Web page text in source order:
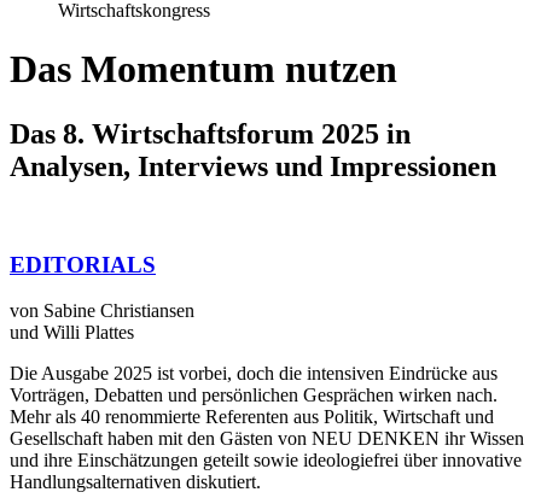
Das Momentum nutzen
Das 8. Wirtschaftsforum 2025 in
Analysen, Interviews und Impressionen
EDITORIALS
von Sabine Christiansen
und Willi Plattes
Die Ausgabe 2025 ist vorbei, doch die intensiven Eindrücke aus
Vorträgen, Debatten und persönlichen Gesprächen wirken nach.
Mehr als 40 renommierte Referenten aus Politik, Wirtschaft und
Gesellschaft haben mit den Gästen von NEU DENKEN ihr Wissen
und ihre Einschätzungen geteilt sowie ideologiefrei über innovative
Handlungsalternativen diskutiert.